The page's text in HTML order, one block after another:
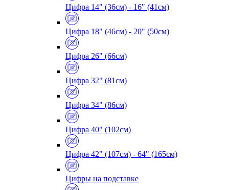
Цифра 14" (36см) - 16" (41см)
Цифра 18" (46см) - 20" (50см)
Цифра 26" (66см)
Цифра 32" (81см)
Цифра 34" (86см)
Цифра 40" (102см)
Цифра 42" (107см) - 64" (165см)
Цифры на подставке